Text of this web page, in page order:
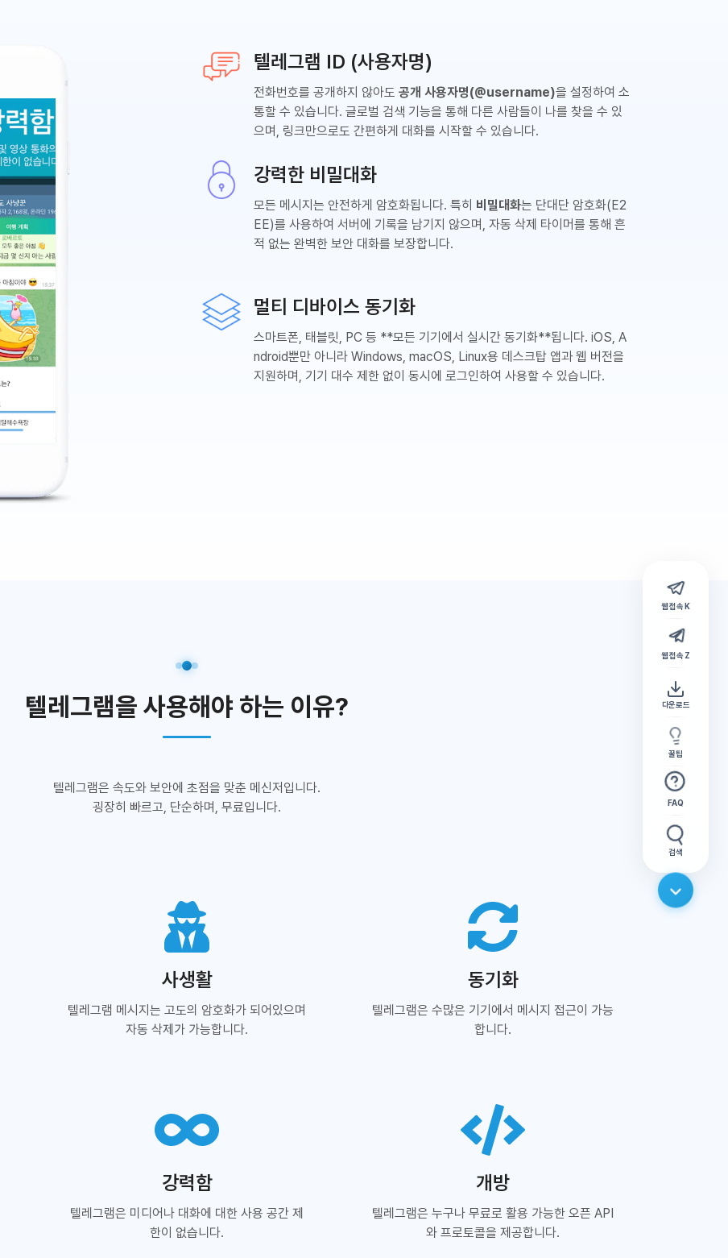
웹 접속 K
웹 접속 Z
다운로드
꿀팁
FAQ
검색
텔레그램 ID (사용자명)
전화번호를 공개하지 않아도 공개 사용자명(@username)을 설정하여 소
통할 수 있습니다. 글로벌 검색 기능을 통해 다른 사람들이 나를 찾을 수 있
으며, 링크만으로도 간편하게 대화를 시작할 수 있습니다.
강력한 비밀대화
모든 메시지는 안전하게 암호화됩니다. 특히 비밀대화는 단대단 암호화(E2
EE)를 사용하여 서버에 기록을 남기지 않으며, 자동 삭제 타이머를 통해 흔
적 없는 완벽한 보안 대화를 보장합니다.
멀티 디바이스 동기화
스마트폰, 태블릿, PC 등 **모든 기기에서 실시간 동기화**됩니다. iOS, A
ndroid뿐만 아니라 Windows, macOS, Linux용 데스크탑 앱과 웹 버전을
지원하며, 기기 대수 제한 없이 동시에 로그인하여 사용할 수 있습니다.
텔레그램을 사용해야 하는 이유?
텔레그램은 속도와 보안에 초점을 맞춘 메신저입니다.
굉장히 빠르고, 단순하며, 무료입니다.
사생활
텔레그램 메시지는 고도의 암호화가 되어있으며
자동 삭제가 가능합니다.
동기화
텔레그램은 수많은 기기에서 메시지 접근이 가능
합니다.
강력함
텔레그램은 미디어나 대화에 대한 사용 공간 제
한이 없습니다.
개방
텔레그램은 누구나 무료로 활용 가능한 오픈 API
와 프로토콜을 제공합니다.